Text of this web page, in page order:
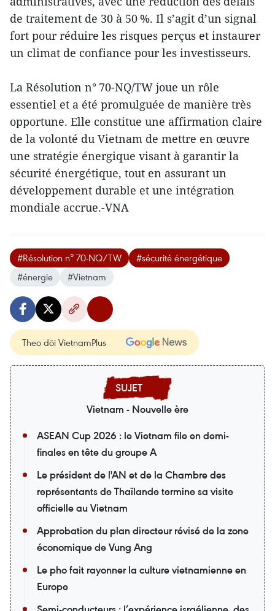
de traitement de 30 à 50 %. Il s’agit d’un signal
fort pour réduire les risques perçus et instaurer
un climat de confiance pour les investisseurs.
La Résolution n° 70-NQ/TW joue un rôle
essentiel et a été promulguée de manière très
opportune. Elle constitue une affirmation claire
de la volonté du Vietnam de mettre en œuvre
une stratégie énergique visant à garantir la
sécurité énergétique, tout en assurant un
développement durable et une intégration
mondiale accrue.-VNA
#Résolution n° 70‑NQ/TW
#sécurité énergétique
#énergie
#Vietnam
Theo dõi VietnamPlus
Vietnam - Nouvelle ère
ASEAN Cup 2026 : le Vietnam file en demi-
finales en tête du groupe A
Le président de l'AN et de la Chambre des
représentants de Thaïlande termine sa visite
officielle au Vietnam
Approbation du plan directeur révisé de la zone
économique de Vung Ang
Le pho fait rayonner la culture vietnamienne en
Europe